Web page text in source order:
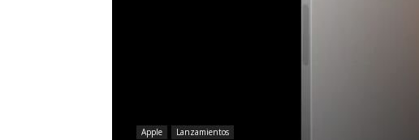
Apple Lanzamientos